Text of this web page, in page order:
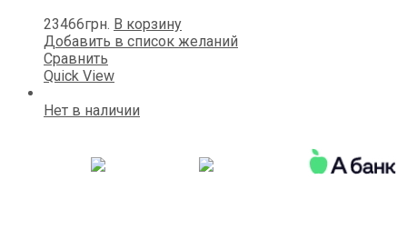
23466грн. В корзину
Добавить в список желаний
Сравнить
Quick View
Нет в наличии